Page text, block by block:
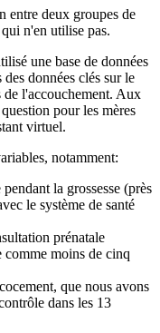
entre deux groupes de
n'en utilise pas.
une base de données
données clés sur le
de l'accouchement. Aux
pour les mères
virtuel.
notamment:
la grossesse (près
le système de santé
prénatale
moins de cinq
que nous avons
dans les 13